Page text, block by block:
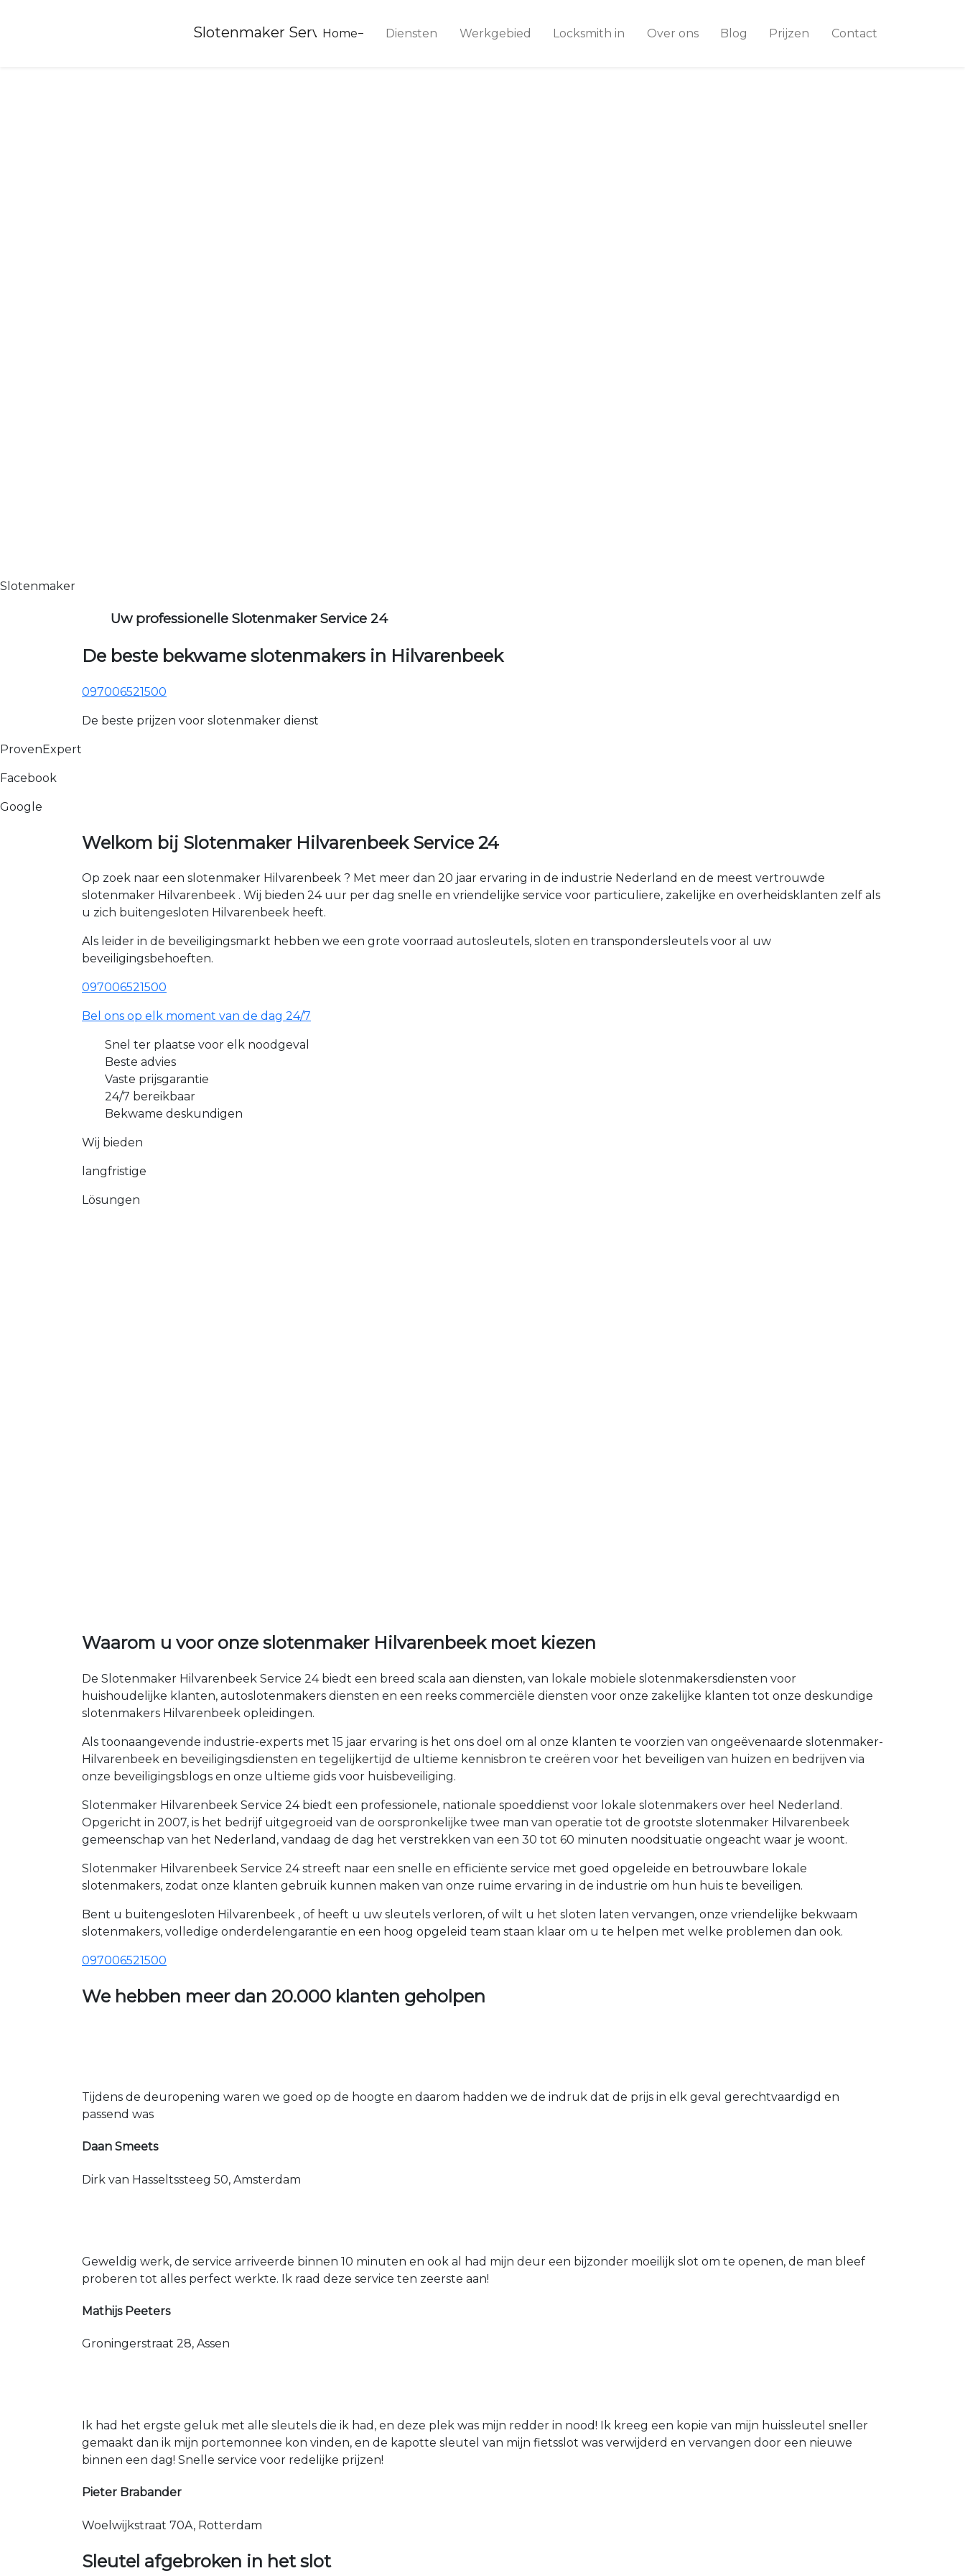
Slotenmaker Service 24
Home Diensten Werkgebied Locksmith in Over ons Blog Prijzen Contact
Slotenmaker
Uw professionelle Slotenmaker Service 24
De beste bekwame slotenmakers in Hilvarenbeek
097006521500
De beste prijzen voor slotenmaker dienst
ProvenExpert
Facebook
Google
Welkom bij Slotenmaker Hilvarenbeek Service 24
Op zoek naar een slotenmaker Hilvarenbeek ? Met meer dan 20 jaar ervaring in de industrie Nederland en de meest vertrouwde
slotenmaker Hilvarenbeek . Wij bieden 24 uur per dag snelle en vriendelijke service voor particuliere, zakelijke en overheidsklanten zelf als
u zich buitengesloten Hilvarenbeek heeft.
Als leider in de beveiligingsmarkt hebben we een grote voorraad autosleutels, sloten en transpondersleutels voor al uw
beveiligingsbehoeften.
097006521500
Bel ons op elk moment van de dag 24/7
Snel ter plaatse voor elk noodgeval
Beste advies
Vaste prijsgarantie
24/7 bereikbaar
Bekwame deskundigen
Wij bieden
langfristige
Lösungen
Waarom u voor onze slotenmaker Hilvarenbeek moet kiezen
De Slotenmaker Hilvarenbeek Service 24 biedt een breed scala aan diensten, van lokale mobiele slotenmakersdiensten voor
huishoudelijke klanten, autoslotenmakers diensten en een reeks commerciële diensten voor onze zakelijke klanten tot onze deskundige
slotenmakers Hilvarenbeek opleidingen.
Als toonaangevende industrie-experts met 15 jaar ervaring is het ons doel om al onze klanten te voorzien van ongeëvenaarde slotenmaker-
Hilvarenbeek en beveiligingsdiensten en tegelijkertijd de ultieme kennisbron te creëren voor het beveiligen van huizen en bedrijven via
onze beveiligingsblogs en onze ultieme gids voor huisbeveiliging.
Slotenmaker Hilvarenbeek Service 24 biedt een professionele, nationale spoeddienst voor lokale slotenmakers over heel Nederland.
Opgericht in 2007, is het bedrijf uitgegroeid van de oorspronkelijke twee man van operatie tot de grootste slotenmaker Hilvarenbeek
gemeenschap van het Nederland, vandaag de dag het verstrekken van een 30 tot 60 minuten noodsituatie ongeacht waar je woont.
Slotenmaker Hilvarenbeek Service 24 streeft naar een snelle en efficiënte service met goed opgeleide en betrouwbare lokale
slotenmakers, zodat onze klanten gebruik kunnen maken van onze ruime ervaring in de industrie om hun huis te beveiligen.
Bent u buitengesloten Hilvarenbeek , of heeft u uw sleutels verloren, of wilt u het sloten laten vervangen, onze vriendelijke bekwaam
slotenmakers, volledige onderdelengarantie en een hoog opgeleid team staan klaar om u te helpen met welke problemen dan ook.
097006521500
We hebben meer dan 20.000 klanten geholpen
Tijdens de deuropening waren we goed op de hoogte en daarom hadden we de indruk dat de prijs in elk geval gerechtvaardigd en
passend was
Daan Smeets
Dirk van Hasseltssteeg 50, Amsterdam
Geweldig werk, de service arriveerde binnen 10 minuten en ook al had mijn deur een bijzonder moeilijk slot om te openen, de man bleef
proberen tot alles perfect werkte. Ik raad deze service ten zeerste aan!
Mathijs Peeters
Groningerstraat 28, Assen
Ik had het ergste geluk met alle sleutels die ik had, en deze plek was mijn redder in nood! Ik kreeg een kopie van mijn huissleutel sneller
gemaakt dan ik mijn portemonnee kon vinden, en de kapotte sleutel van mijn fietsslot was verwijderd en vervangen door een nieuwe
binnen een dag! Snelle service voor redelijke prijzen!
Pieter Brabander
Woelwijkstraat 70A, Rotterdam
Sleutel afgebroken in het slot